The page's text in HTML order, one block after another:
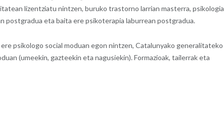
lizentziatu nintzen, buruko trastorno larrian masterra, psikologia
postgradua eta baita ere psikoterapia laburrean postgradua.
psikologo social moduan egon nintzen, Catalunyako generalitateko
(umeekin, gazteekin eta nagusiekin). Formazioak, tailerrak eta